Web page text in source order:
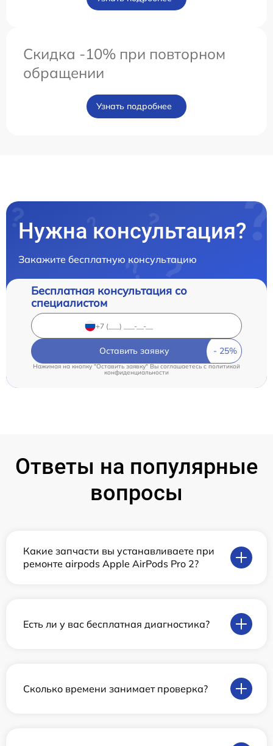
Скидка -10% при повторном
обращении
Узнать подробнее
Нужна консультация?
Закажите бесплатную консультацию
Бесплатная консультация со
специалистом
Оставить заявку
Нажимая на кнопку "Оставить заявку" Вы соглашаетесь c политикой
конфиденциальности
Ответы на популярные
вопросы
Какие запчасти вы устанавливаете при
ремонте airpods Apple AirPods Pro 2?
Есть ли у вас бесплатная диагностика?
Сколько времени занимает проверка?